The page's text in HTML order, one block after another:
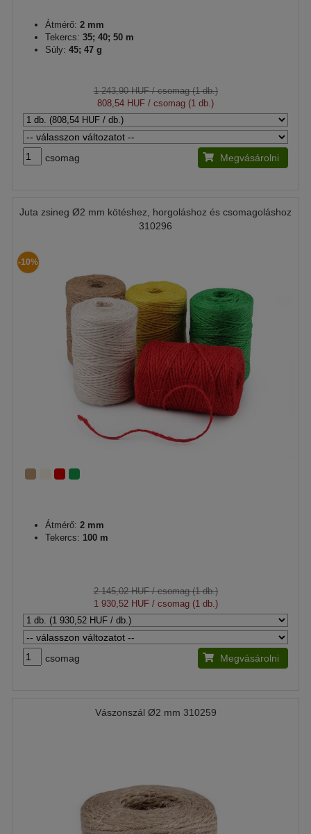
Átmérő: 2 mm
Tekercs: 35; 40; 50 m
Súly: 45; 47 g
1 243,90 HUF/ csomag (1 db.)
808,54 HUF / csomag (1 db.)
csomag Megvásárolni
Juta zsineg Ø2 mm kötéshez, horgoláshoz és csomagoláshoz
310296
-10%
Átmérő: 2 mm
Tekercs: 100 m
2 145,02 HUF/ csomag (1 db.)
1 930,52 HUF/ csomag (1 db.)
csomag Megvásárolni
Vászonszál Ø2 mm 310259